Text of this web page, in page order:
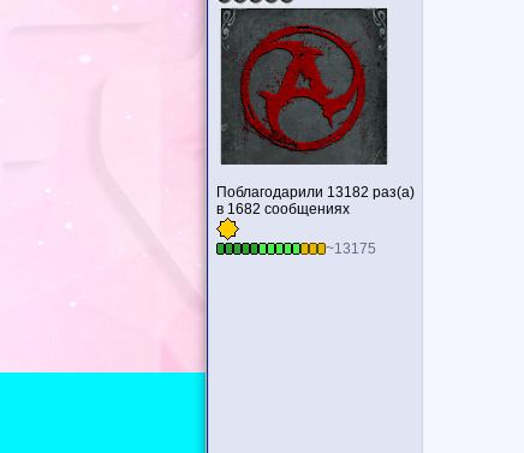
Поблагодарили 13182 раз(а)
в 1682 сообщениях
~13175